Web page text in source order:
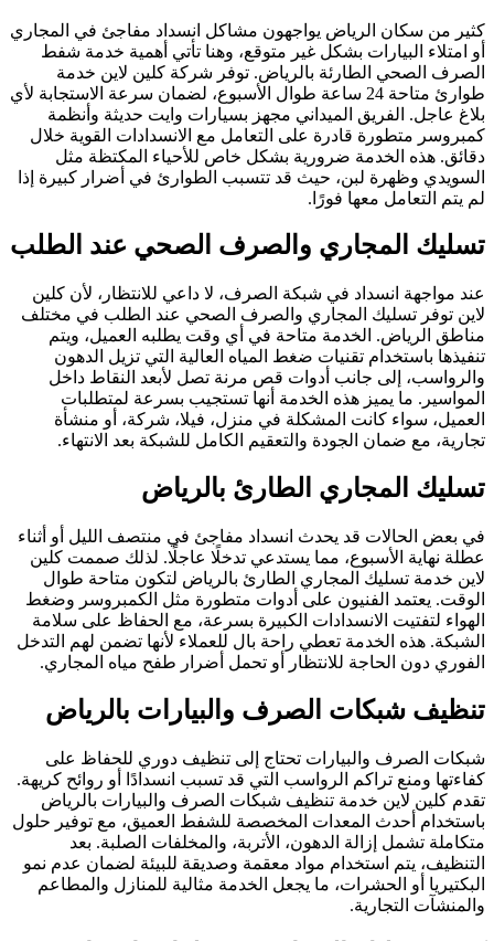
كثير من سكان الرياض يواجهون مشاكل انسداد مفاجئ في المجاري
أو امتلاء البيارات بشكل غير متوقع، وهنا تأتي أهمية خدمة شفط
الصرف الصحي الطارئة بالرياض. توفر شركة كلين لاين خدمة
طوارئ متاحة 24 ساعة طوال الأسبوع، لضمان سرعة الاستجابة لأي
بلاغ عاجل. الفريق الميداني مجهز بسيارات وايت حديثة وأنظمة
كمبروسر متطورة قادرة على التعامل مع الانسدادات القوية خلال
دقائق. هذه الخدمة ضرورية بشكل خاص للأحياء المكتظة مثل
السويدي وظهرة لبن، حيث قد تتسبب الطوارئ في أضرار كبيرة إذا
لم يتم التعامل معها فورًا.
تسليك المجاري والصرف الصحي عند الطلب
عند مواجهة انسداد في شبكة الصرف، لا داعي للانتظار، لأن كلين
لاين توفر تسليك المجاري والصرف الصحي عند الطلب في مختلف
مناطق الرياض. الخدمة متاحة في أي وقت يطلبه العميل، ويتم
تنفيذها باستخدام تقنيات ضغط المياه العالية التي تزيل الدهون
والرواسب، إلى جانب أدوات قص مرنة تصل لأبعد النقاط داخل
المواسير. ما يميز هذه الخدمة أنها تستجيب بسرعة لمتطلبات
العميل، سواء كانت المشكلة في منزل، فيلا، شركة، أو منشأة
تجارية، مع ضمان الجودة والتعقيم الكامل للشبكة بعد الانتهاء.
تسليك المجاري الطارئ بالرياض
في بعض الحالات قد يحدث انسداد مفاجئ في منتصف الليل أو أثناء
عطلة نهاية الأسبوع، مما يستدعي تدخلًا عاجلًا. لذلك صممت كلين
لاين خدمة تسليك المجاري الطارئ بالرياض لتكون متاحة طوال
الوقت. يعتمد الفنيون على أدوات متطورة مثل الكمبروسر وضغط
الهواء لتفتيت الانسدادات الكبيرة بسرعة، مع الحفاظ على سلامة
الشبكة. هذه الخدمة تعطي راحة بال للعملاء لأنها تضمن لهم التدخل
الفوري دون الحاجة للانتظار أو تحمل أضرار طفح مياه المجاري.
تنظيف شبكات الصرف والبيارات بالرياض
شبكات الصرف والبيارات تحتاج إلى تنظيف دوري للحفاظ على
كفاءتها ومنع تراكم الرواسب التي قد تسبب انسدادًا أو روائح كريهة.
تقدم كلين لاين خدمة تنظيف شبكات الصرف والبيارات بالرياض
باستخدام أحدث المعدات المخصصة للشفط العميق، مع توفير حلول
متكاملة تشمل إزالة الدهون، الأتربة، والمخلفات الصلبة. بعد
التنظيف، يتم استخدام مواد معقمة وصديقة للبيئة لضمان عدم نمو
البكتيريا أو الحشرات، ما يجعل الخدمة مثالية للمنازل والمطاعم
والمنشآت التجارية.